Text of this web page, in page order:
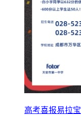
高考喜报易拉宝